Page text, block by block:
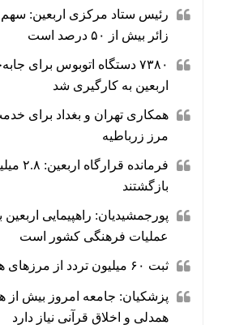
رئیس ستاد مرکزی اربعین: سهم
زائر بیش از ۵۰ درصد است
۷۳۸۰ دستگاه اتوبوس برای
اربعین به‌ کارگیری شد
همکاری تهران و بغداد برای
مرز زرباطیه
بازگشتند
پورجمشیدیان: راهپیمایی
عملیات فرهنگی کشور است
ثبت ۶۰ میلیون تردد از مرزهای هفت‌گانه اربعینی
پزشکیان: جامعه امروز بیش از
همدلی و اخلاق قرآنی نیاز دارد